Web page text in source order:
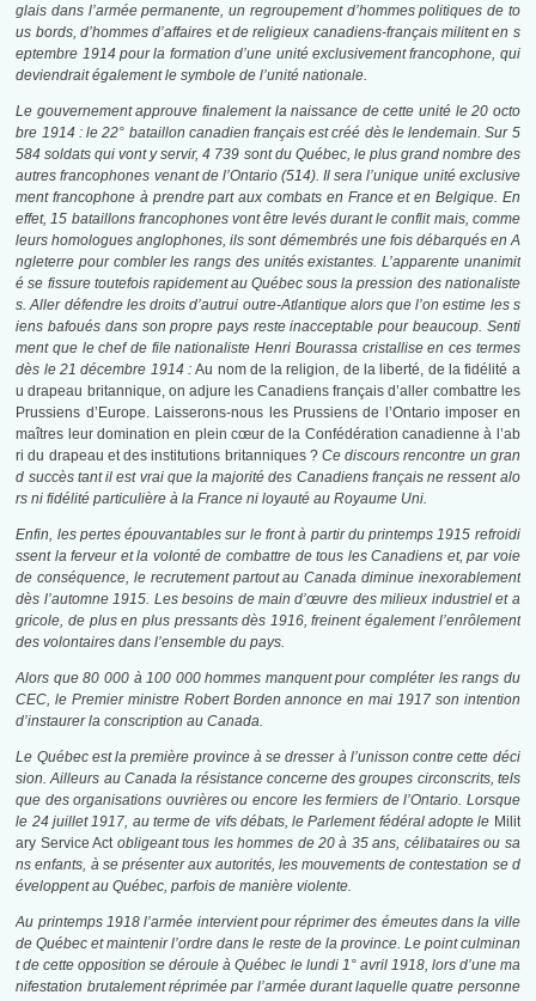
glais dans l’armée permanente, un regroupement d’hommes politiques de to
us bords, d’hommes d’affaires et de religieux canadiens-français militent en s
eptembre 1914 pour la formation d’une unité exclusivement francophone, qui
deviendrait également le symbole de l’unité nationale.
Le gouvernement approuve finalement la naissance de cette unité le 20 octo
bre 1914 : le 22° bataillon canadien français est créé dès le lendemain. Sur 5
584 soldats qui vont y servir, 4 739 sont du Québec, le plus grand nombre des
autres francophones venant de l’Ontario (514). Il sera l’unique unité exclusive
ment francophone à prendre part aux combats en France et en Belgique. En
effet, 15 bataillons francophones vont être levés durant le conflit mais, comme
leurs homologues anglophones, ils sont démembrés une fois débarqués en A
ngleterre pour combler les rangs des unités existantes. L’apparente unanimit
é se fissure toutefois rapidement au Québec sous la pression des natio­naliste
s. Aller défendre les droits d’autrui outre-Atlantique alors que l’on estime les s
iens bafoués dans son propre pays reste inacceptable pour beaucoup. Senti
ment que le chef de file nationaliste Henri Bourassa cristallise en ces termes
dès le 21 décembre 1914 :Au nom de la religion, de la liberté, de la fidélité a
u drapeau britannique, on adjure les Canadiens français d’aller combattre les
Prussiens d’Europe. Laisserons-nous les Prussiens de l’Ontario imposer en
maîtres leur domination en plein cœur de la Confédération canadienne à l’ab
ri du drapeau et des institutions britanniques ? Ce discours rencontre un gran
d succès tant il est vrai que la majorité des Canadiens français ne ressent alo
rs ni fidélité particulière à la France ni loyauté au Royaume Uni.
Enfin, les pertes épouvantables sur le front à partir du printemps 1915 refroidi
ssent la ferveur et la volonté de combattre de tous les Canadiens et, par voie
de conséquence, le recrutement partout au Canada diminue inexorablement
dès l’automne 1915. Les besoins de main d’œuvre des milieux industriel et a
gricole, de plus en plus pressants dès 1916, freinent également l’enrôlement
des volontaires dans l’ensemble du pays.
Alors que 80 000 à 100 000 hommes manquent pour compléter les rangs du
CEC, le Premier ministre Robert Borden annonce en mai 1917 son intention
d’instaurer la conscription au Canada.
Le Québec est la première province à se dresser à l’unisson contre cette déci
sion. Ailleurs au Canada la résistance concerne des groupes circonscrits, tels
que des organisations ouvrières ou encore les fermiers de l’Ontario. Lorsque
le 24 juillet 1917, au terme de vifs débats, le Parlement fédéral adopte le Milit
ary Service Act obligeant tous les hommes de 20 à 35 ans, célibataires ou sa
ns enfants, à se présenter aux autorités, les mouvements de contestation se d
éveloppent au Québec, parfois de manière violente.
Au printemps 1918 l’armée intervient pour réprimer des émeutes dans la ville
de Québec et maintenir l’ordre dans le reste de la province. Le point culminan
t de cette opposition se déroule à Québec le lundi 1° avril 1918, lors d’une ma
nifestation brutalement réprimée par l’armée durant laquelle quatre personne